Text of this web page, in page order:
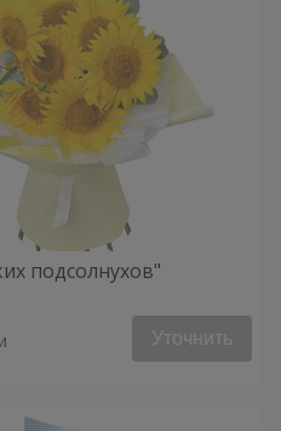
подсолнухов"
Уточнить